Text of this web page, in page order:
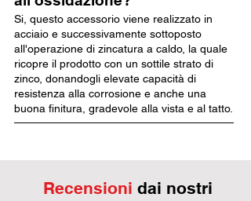
Si, questo accessorio viene realizzato in
acciaio e successivamente sottoposto
all'operazione di zincatura a caldo, la quale
ricopre il prodotto con un sottile strato di
zinco, donandogli elevate capacità di
resistenza alla corrosione e anche una
buona finitura, gradevole alla vista e al tatto.
Recensioni dai nostri